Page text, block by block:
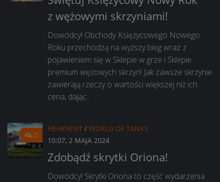
z wężowymi skrzyniami!
Dowódcy! Obchody Księżycowego Nowego
Roku przechodzą na wyższy bieg wraz z
pojawieniem się w Sklepie w grze i Sklepie
premium wężowych skrzyń! Jak zawsze skrzynie
zawierają rzeczy o wartości większej niż ich
cena, dając...
25
HEHEVENT / WORLD OF TANKS
10:07, 2 MAJA 2024
Zdobądź skrytki Oriona!
Dowódcy! Skrytki Oriona to część wydarzenia